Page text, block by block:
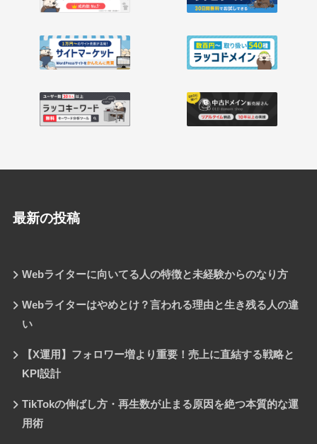
最新の投稿
Webライターに向いてる人の特徴と未経験からのなり方
Webライターはやめとけ？言われる理由と生き残る人の違
い
【X運用】フォロワー増より重要！売上に直結する戦略と
KPI設計
TikTokの伸ばし方・再生数が止まる原因を絶つ本質的な運
用術